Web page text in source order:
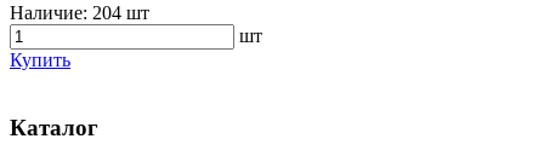
Наличие: 204 шт
шт
Купить
Каталог